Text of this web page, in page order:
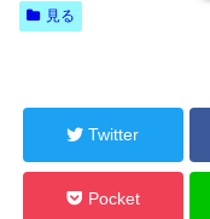
見る
Twitter
Pocket